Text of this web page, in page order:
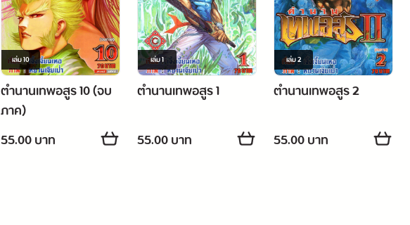
เล่ม10
ตำนานเทพอสูร 10 (จบ
ภาค)
55.00 บาท
เล่ม1
ตำนานเทพอสูร 1
55.00 บาท
เล่ม2
ตำนานเทพอสูร 2
55.00 บาท